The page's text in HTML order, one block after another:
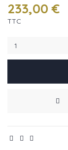
233,00 €
TTC